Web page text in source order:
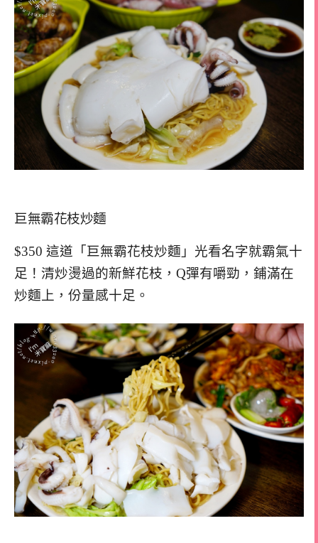
巨無霸花枝炒麵
$350 這道「巨無霸花枝炒麵」光看名字就霸氣十
足！清炒燙過的新鮮花枝，Q彈有嚼勁，鋪滿在
炒麵上，份量感十足。